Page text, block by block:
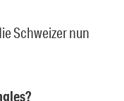
Schweizer nun